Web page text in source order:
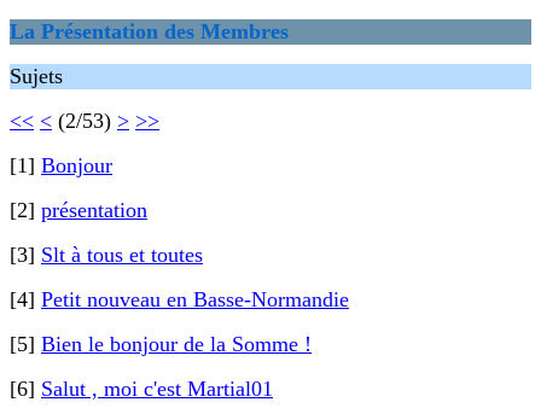
La Présentation des Membres
Sujets
<< < (2/53) > >>
[1] Bonjour
[2] présentation
[3] Slt à tous et toutes
[4] Petit nouveau en Basse-Normandie
[5] Bien le bonjour de la Somme !
[6] Salut , moi c'est Martial01